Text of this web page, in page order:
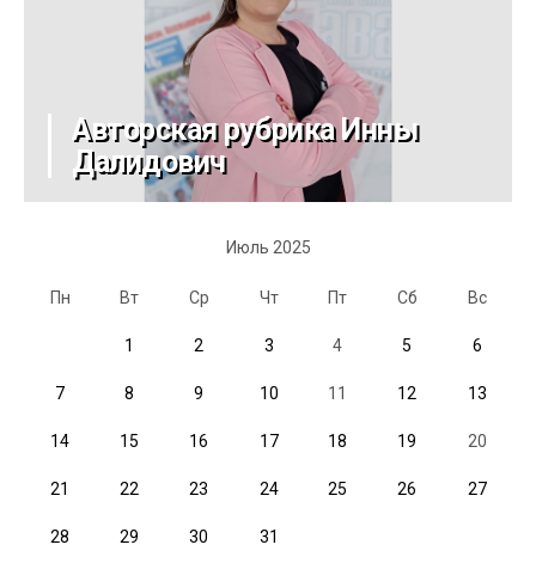
Авторская рубрика Инны
Далидович
Июль 2025
Пн Вт Ср Чт Пт Сб Вс
1 2 3 4 5 6
7 8 9 10 11 12 13
14 15 16 17 18 19 20
21 22 23 24 25 26 27
28 29 30
31